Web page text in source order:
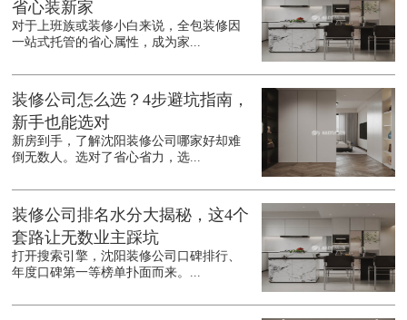
省心装新家
对于上班族或装修小白来说，全包装修因
一站式托管的省心属性，成为家...
装修公司怎么选？4步避坑指南，
新手也能选对
新房到手，了解沈阳装修公司哪家好却难
倒无数人。选对了省心省力，选...
装修公司排名水分大揭秘，这4个
套路让无数业主踩坑
打开搜索引擎，沈阳装修公司口碑排行、
年度口碑第一等榜单扑面而来。...